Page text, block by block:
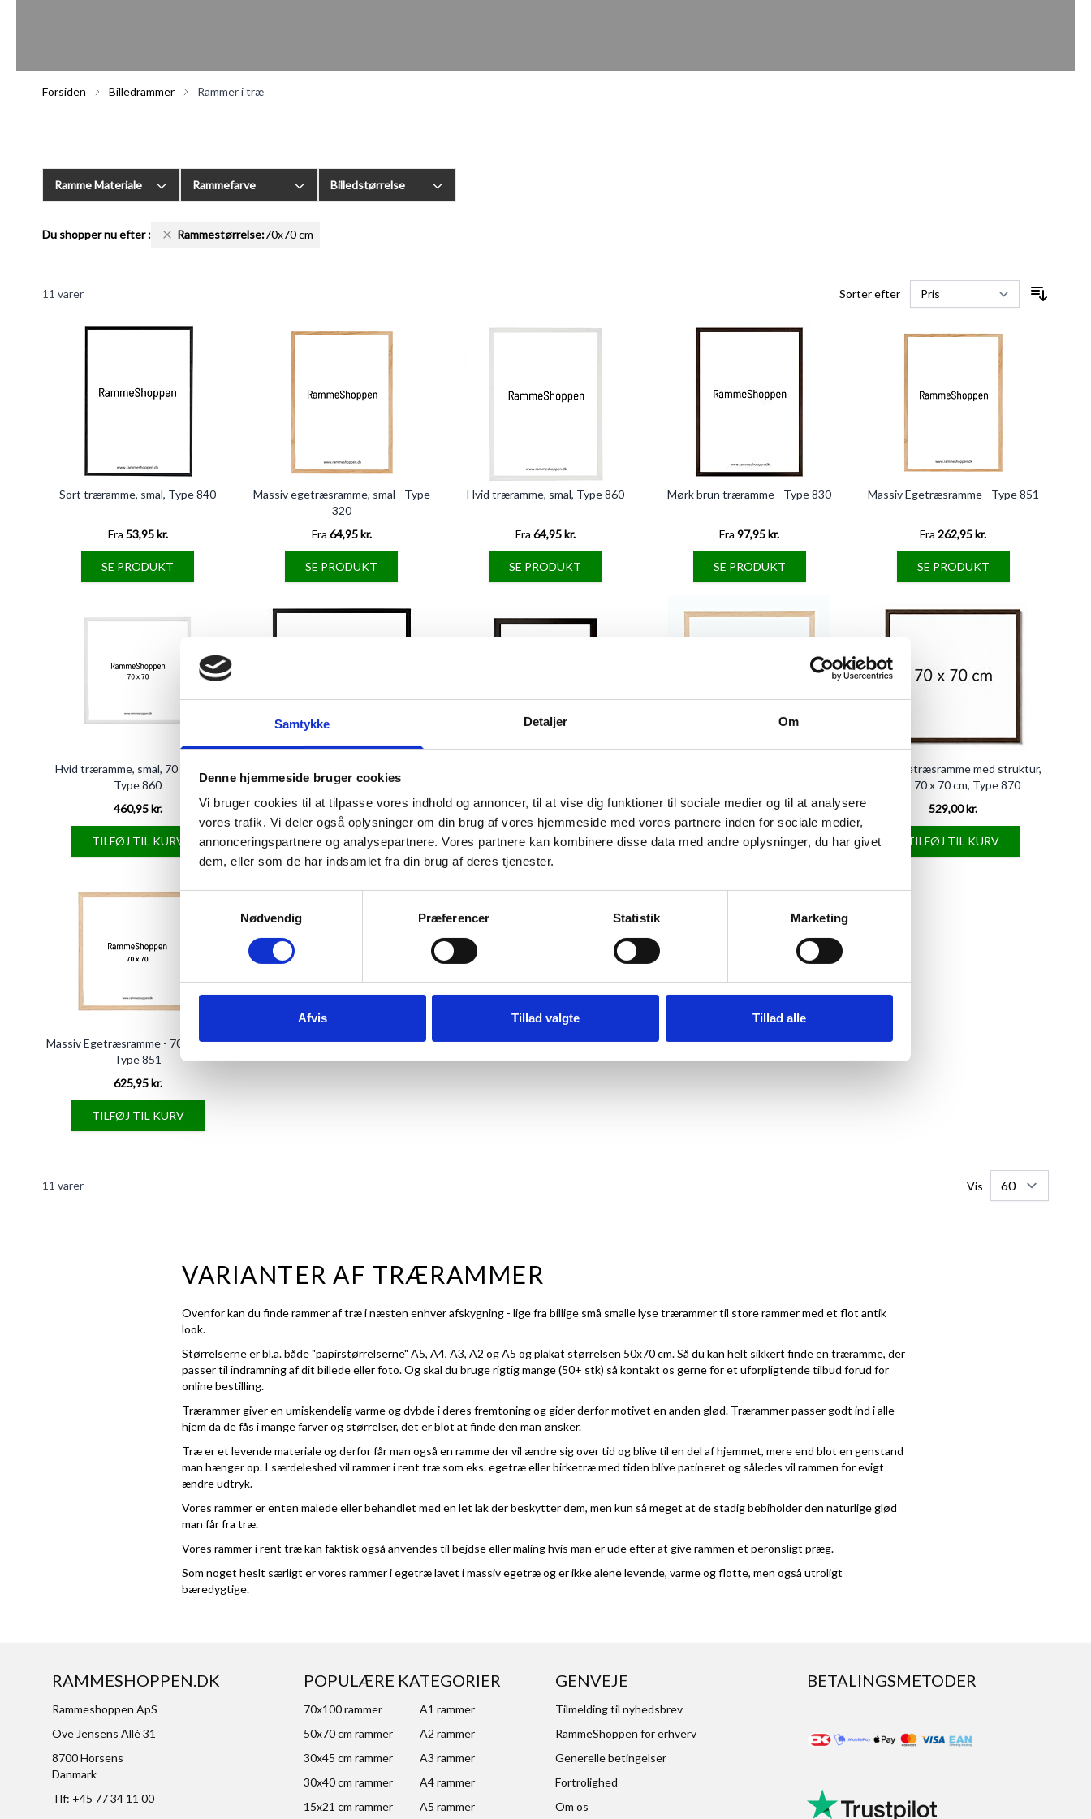
Samtykke Detaljer Om
Denne hjemmeside bruger cookies
Vi bruger cookies til at tilpasse vores indhold og annoncer, til at vise dig funktioner til sociale medier og til at analysere
vores trafik. Vi deler også oplysninger om din brug af vores hjemmeside med vores partnere inden for sociale medier,
annonceringspartnere og analysepartnere. Vores partnere kan kombinere disse data med andre oplysninger, du har givet
dem, eller som de har indsamlet fra din brug af deres tjenester.
Samtykkevalg
Nødvendig
Præferencer Statistik Marketing
Afvis Tillad valgte Tillad alle
Forsiden Billedrammer Rammer i træ
Du shopper nu efter: Rammestørrelse:70x70 cm
Ramme Materiale Rammefarve Billedstørrelse
11 varer Sorter efter
Sort træramme, smal, Type 840
Fra 53,95 kr.
SE PRODUKT
Massiv egetræsramme, smal - Type
320
Fra 64,95 kr.
SE PRODUKT
Hvid træramme, smal, Type 860
Fra 64,95 kr.
SE PRODUKT
Mørk brun træramme - Type 830
Fra 97,95 kr.
SE PRODUKT
Massiv Egetræsramme - Type 851
Fra 262,95 kr.
SE PRODUKT
Hvid træramme, smal, 70 x 70 cm,
Type 860
460,95 kr.
TILFØJ TIL KURV
Type 840
493,95 kr.
TILFØJ TIL KURV
504,95 kr.
TILFØJ TIL KURV
522,95 kr.
TILFØJ TIL KURV
Mørk egetræsramme med struktur,
smal, 70 x 70 cm, Type 870
529,00 kr.
TILFØJ TIL KURV
Massiv Egetræsramme - 70 x 70 cm -
Type 851
625,95 kr.
TILFØJ TIL KURV
11 varer Vis
VARIANTER AF TRÆRAMMER
Ovenfor kan du finde rammer af træ i næsten enhver afskygning - lige fra billige små smalle lyse trærammer til store rammer med et flot antik
look.
Størrelserne er bl.a. både "papirstørrelserne" A5, A4, A3, A2 og A5 og plakat størrelsen 50x70 cm. Så du kan helt sikkert finde en træramme, der
passer til indramning af dit billede eller foto. Og skal du bruge rigtig mange (50+ stk) så kontakt os gerne for et uforpligtende tilbud forud for
online bestilling.
Trærammer giver en umiskendelig varme og dybde i deres fremtoning og gider derfor motivet en anden glød. Trærammer passer godt ind i alle
hjem da de fås i mange farver og størrelser, det er blot at finde den man ønsker.
Træ er et levende materiale og derfor får man også en ramme der vil ændre sig over tid og blive til en del af hjemmet, mere end blot en genstand
man hænger op. I særdeleshed vil rammer i rent træ som eks. egetræ eller birketræ med tiden blive patineret og således vil rammen for evigt
ændre udtryk.
Vores rammer er enten malede eller behandlet med en let lak der beskytter dem, men kun så meget at de stadig bebiholder den naturlige glød
man får fra træ.
Vores rammer i rent træ kan faktisk også anvendes til bejdse eller maling hvis man er ude efter at give rammen et peronsligt præg.
Som noget heslt særligt er vores rammer i egetræ lavet i massiv egetræ og er ikke alene levende, varme og flotte, men også utroligt
bæredygtige.
RAMMESHOPPEN.DK
Rammeshoppen ApS
Ove Jensens Allé 31
8700 Horsens
Danmark
Tlf: +45 77 34 11 00
POPULÆRE KATEGORIER
70x100 rammer
A1 rammer
50x70 cm rammer
A2 rammer
30x45 cm rammer
A3 rammer
30x40 cm rammer
A4 rammer
15x21 cm rammer
A5 rammer
GENVEJE
Tilmelding til nyhedsbrev
RammeShoppen for erhverv
Generelle betingelser
Fortrolighed
Om os
BETALINGSMETODER